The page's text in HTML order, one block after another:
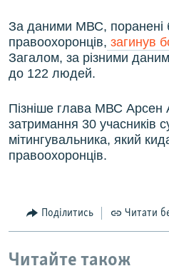
За даними МВС, поранені
правоохоронців, загинув
Загалом, за різними
до 122 людей.
Пізніше глава МВС Арсен
затримання 30 учасників
мітингувальника, який
правоохоронців.
Поділитись Читати
Читайте також